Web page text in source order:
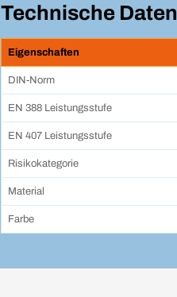
Technische Daten
Eigenschaften
DIN-Norm
EN 388 Leistungsstufe
EN 407 Leistungsstufe
Risikokategorie
Material
Farbe